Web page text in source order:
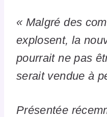
« Malgré des
explosent, la
pourrait ne pas
serait vendue à
Présentée